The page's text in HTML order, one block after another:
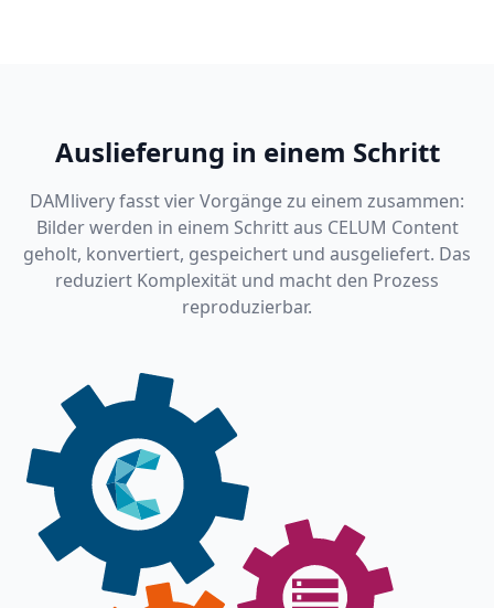
Auslieferung in einem Schritt
DAMlivery fasst vier Vorgänge zu einem zusammen:
Bilder werden in einem Schritt aus CELUM Content
geholt, konvertiert, gespeichert und ausgeliefert. Das
reduziert Komplexität und macht den Prozess
reproduzierbar.